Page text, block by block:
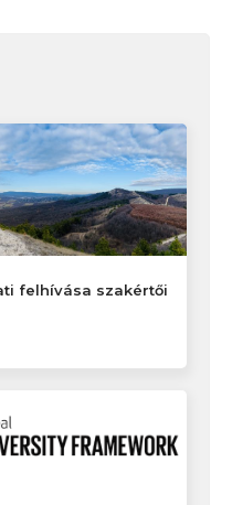
felhívása szakértői